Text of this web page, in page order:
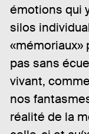
émotions qui
silos
«mémoriaux»
pas sans
vivant,
nos
réalité de la